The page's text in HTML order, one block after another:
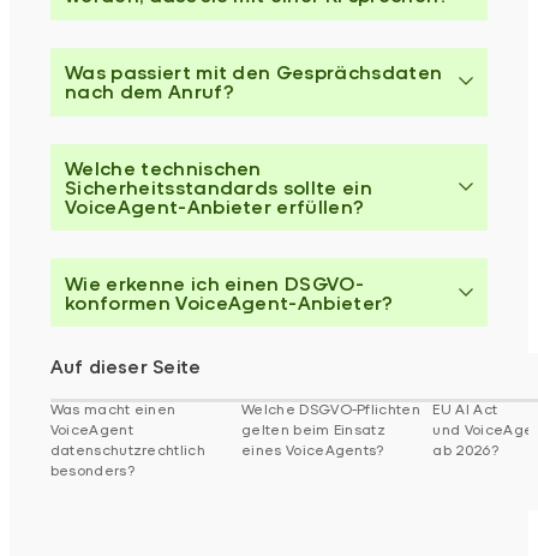
Was passiert mit den Gesprächsdaten
nach dem Anruf?
Welche technischen
Sicherheitsstandards sollte ein
VoiceAgent-Anbieter erfüllen?
Wie erkenne ich einen DSGVO-
konformen VoiceAgent-Anbieter?
Auf dieser Seite
Was macht einen
VoiceAgent
datenschutzrechtlich
besonders?
Welche DSGVO-Pflichten
gelten beim Einsatz
eines VoiceAgents?
EU AI Act
und
ab 2026?